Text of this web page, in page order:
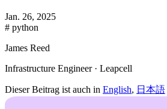
Jan. 26, 2025
# python
James Reed
Infrastructure Engineer · Leapcell
Dieser Beitrag ist auch in English, 日本語